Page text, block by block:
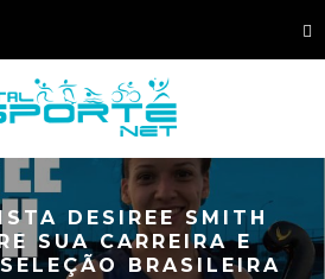
DESIREE SMITH
SUA CARREIRA E
BRASILEIRA